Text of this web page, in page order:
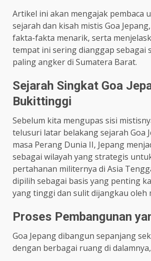
Artikel ini akan mengajak pembaca
sejarah dan kisah mistis Goa
fakta-fakta menarik, serta
tempat ini sering dianggap sebagai
paling angker di Sumatera Barat.
Sejarah Singkat Goa
Bukittinggi
Sebelum kita mengupas sisi
telusuri latar belakang sejarah Goa
masa Perang Dunia II, Jepang
sebagai wilayah yang strategis
pertahanan militernya di Asia
dipilih sebagai basis yang penting
yang tinggi dan sulit dijangkau oleh
Proses Pembangunan
Goa Jepang dibangun sepanjang
dengan berbagai ruang di